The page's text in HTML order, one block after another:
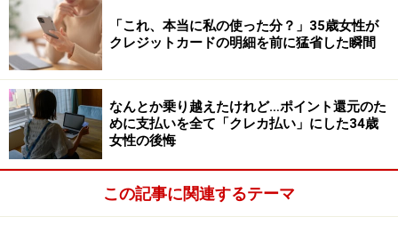
しかし、その情報も欲しい人がいなければ何の価値もあ
りません。単なるデータの羅列で終わるだけです。とこ
ろが、一方で、個人情報を求める人たちはたくさんいま
す。一部の企業はノドから手がでるほど欲しがっていま
す。ですから、結構な値段がついて高く売れるのです。
そして、売りたい人、買いたい人を取り持つ仲介業者も
います。それが名簿屋、データ屋と呼ばれる人たちで
す。以前は、大学の同窓会名簿などを店頭に並べる店が
「これ、本当に私の使った分？」35歳女性が
クレジットカードの明細を前に猛省した瞬間
なんとか乗り越えたけれど…ポイント還元のた
めに支払いを全て「クレカ払い」にした34歳
女性の後悔
この記事に関連するテーマ